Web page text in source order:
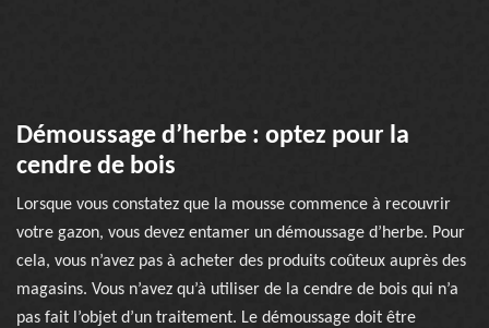
Démoussage d’herbe : optez pour la
cendre de bois
Lorsque vous constatez que la mousse commence à recouvrir
votre gazon, vous devez entamer un démoussage d’herbe. Pour
cela, vous n’avez pas à acheter des produits coûteux auprès des
magasins. Vous n’avez qu’à utiliser de la cendre de bois qui n’a
pas fait l’objet d’un traitement. Le démoussage doit être